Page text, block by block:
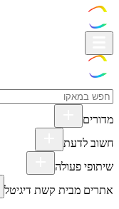
מדורים
חשוב לדעת
שיתופי פעולה
אתרים מבית קשת דיגיטל